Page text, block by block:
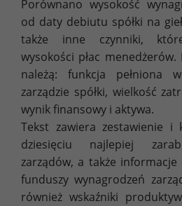
Porównano wysokość
od daty debiutu spółki na
także inne czynniki,
wysokości płac
należą: funkcja pełniona
zarządzie spółki, wielkość
wynik finansowy i aktywa.
Tekst zawiera zestawienie
dziesięciu najlepiej
zarządów, a także
funduszy wynagrodzeń
również wskaźniki